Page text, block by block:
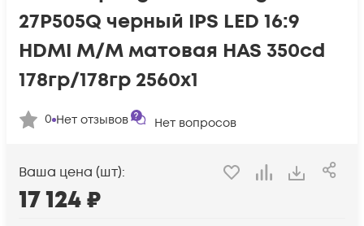
27P505Q черный IPS LED 16:9
HDMI M/M матовая HAS 350cd
178гр/178гр 2560x1
0 Нет отзывов Нет вопросов
Ваша цена (шт):
17 124₽